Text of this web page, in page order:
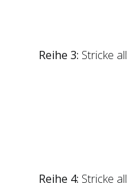
Reihe 3: Stricke
Reihe 4: Stricke